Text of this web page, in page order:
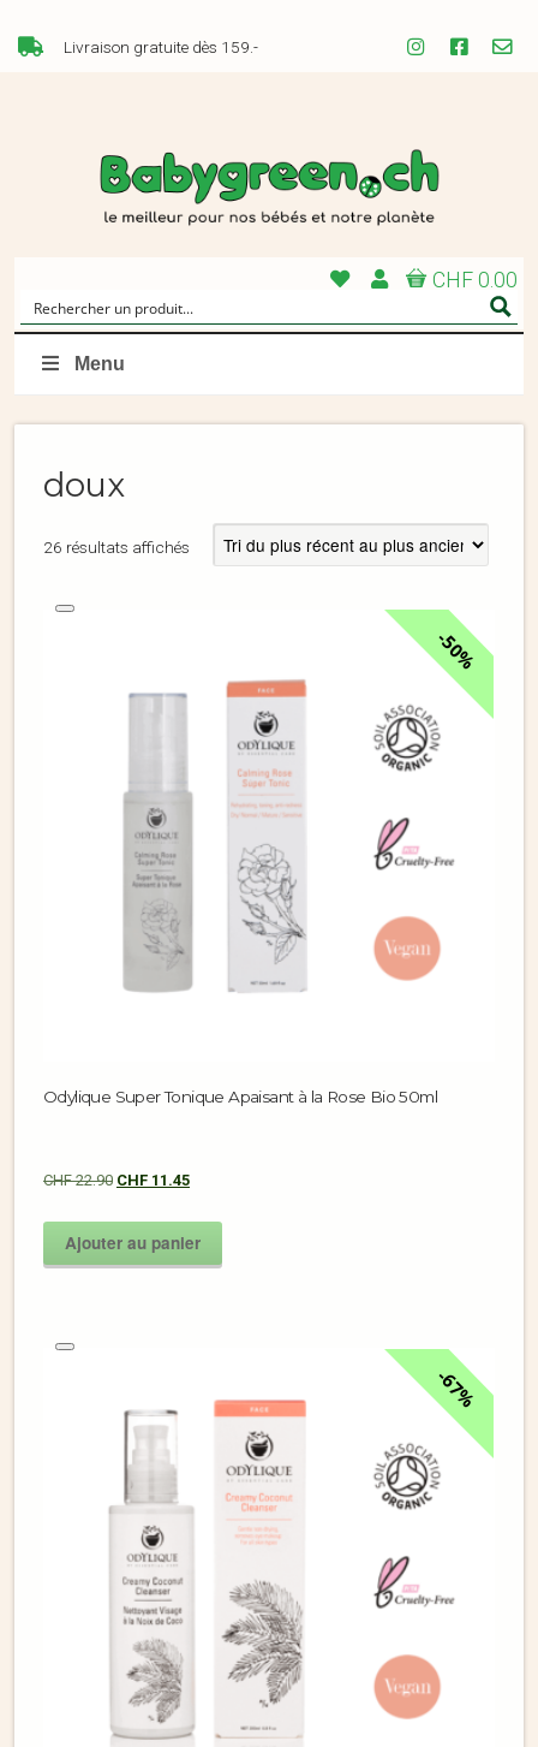
Livraison gratuite dès 159.-
CHF 0.00
Menu
doux
26 résultats affichés
50%
Odylique Super Tonique Apaisant à la Rose Bio 50ml
CHF22.90 CHF 11.45
Ajouter au panier
67%